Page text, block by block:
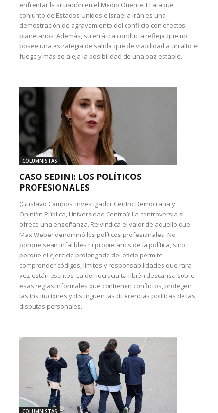
enfrentar la situación en el Medio Oriente. El ataque
conjunto de Estados Unidos e Israel a Irán es una
demostración de agravamiento del conflicto con efectos
planetarios. Además, su errática conducta refleja que no
posee una estrategia de salida que de viabilidad a un alto el
fuego y más se aleja la posibilidad de una paz estable.
COLUMNISTAS
CASO SEDINI: LOS POLÍTICOS
PROFESIONALES
(Gustavo Campos, investigador Centro Democracia y
Opinión Pública, Universidad Central): La controversia sí
ofrece una enseñanza. Reivindica el valor de aquello que
Max Weber denominó los políticos profesionales. No
porque sean infalibles ni propietarios de la política, sino
porque el ejercicio prolongado del oficio permite
comprender códigos, límites y responsabilidades que rara
vez están escritos. La democracia también descansa sobre
esas reglas informales que contienen conflictos, protegen
las instituciones y distinguen las diferencias políticas de las
disputas personales.
COLUMNISTAS